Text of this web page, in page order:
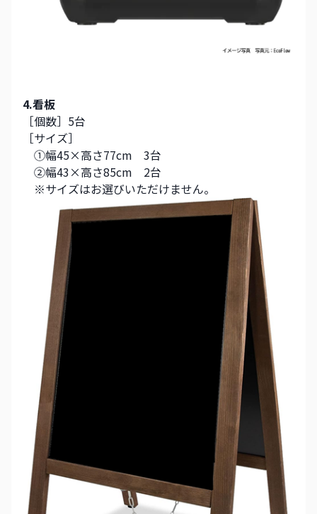
4.看板
［個数］5台
［サイズ］
①幅45×高さ77cm　3台
②幅43×高さ85cm　2台
※サイズはお選びいただけません。